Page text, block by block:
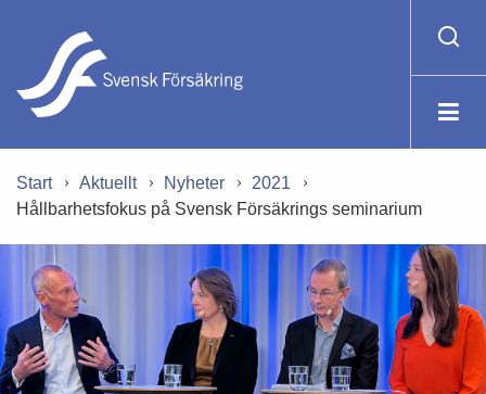
Start Aktuellt Nyheter
2021
Hållbarhetsfokus på Svensk Försäkrings seminarium